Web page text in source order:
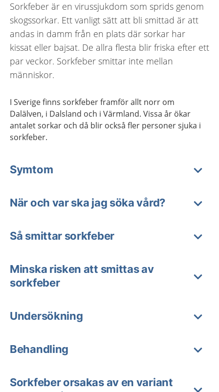
Sorkfeber är en virussjukdom som sprids genom
skogssorkar. Ett vanligt sätt att bli smittad är att
andas in damm från en plats där sorkar har
kissat eller bajsat. De allra flesta blir friska efter ett
par veckor. Sorkfeber smittar inte mellan
människor.
I Sverige finns sorkfeber framför allt norr om
Dalälven, i Dalsland och i Värmland. Vissa år ökar
antalet sorkar och då blir också fler personer sjuka i
sorkfeber.
Symtom
När och var ska jag söka vård?
Så smittar sorkfeber
Minska risken att smittas av
sorkfeber
Undersökning
Behandling
Sorkfeber orsakas av en variant